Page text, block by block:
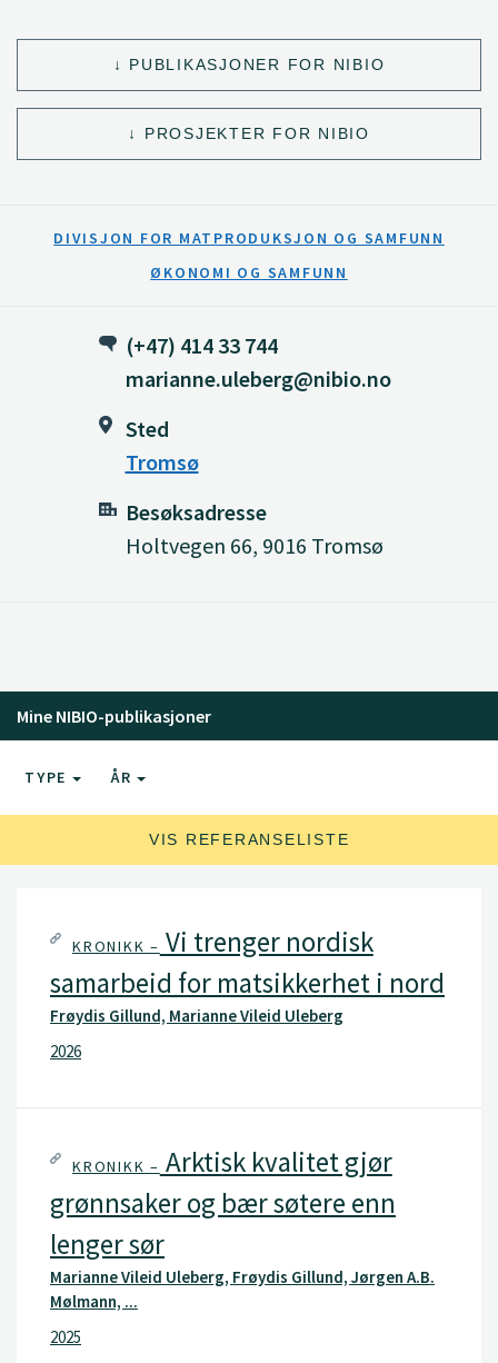
PUBLIKASJONER FOR NIBIO
PROSJEKTER FOR NIBIO
DIVISJON FOR MATPRODUKSJON OG SAMFUNN
ØKONOMI OG SAMFUNN
(+47) 414 33 744
marianne.uleberg@nibio.no
Sted
Tromsø
Besøksadresse
Holtvegen 66, 9016 Tromsø
Mine NIBIO-publikasjoner
TYPE ÅR
VIS REFERANSELISTE
KRONIKK – Vi trenger nordisk
samarbeid for matsikkerhet i nord
Frøydis Gillund, Marianne Vileid Uleberg
2026
KRONIKK – Arktisk kvalitet gjør
grønnsaker og bær søtere enn
lenger sør
Marianne Vileid Uleberg, Frøydis Gillund, Jørgen A.B.
Mølmann, ...
2025